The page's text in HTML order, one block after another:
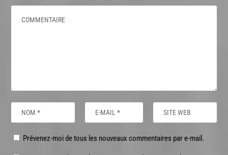
Prévenez-moi de tous les nouveaux commentaires par e-mail.